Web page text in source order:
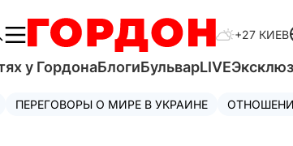
+27 КИЕВ
у ГордонаБлогиБульварLIVE
ПЕРЕГОВОРЫ О МИРЕ В УКРАИНЕ